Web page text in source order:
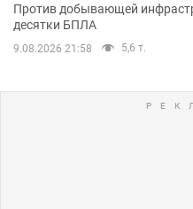
Против добывающей
десятки БПЛА
9.08.2026 21:58 5,6 т.